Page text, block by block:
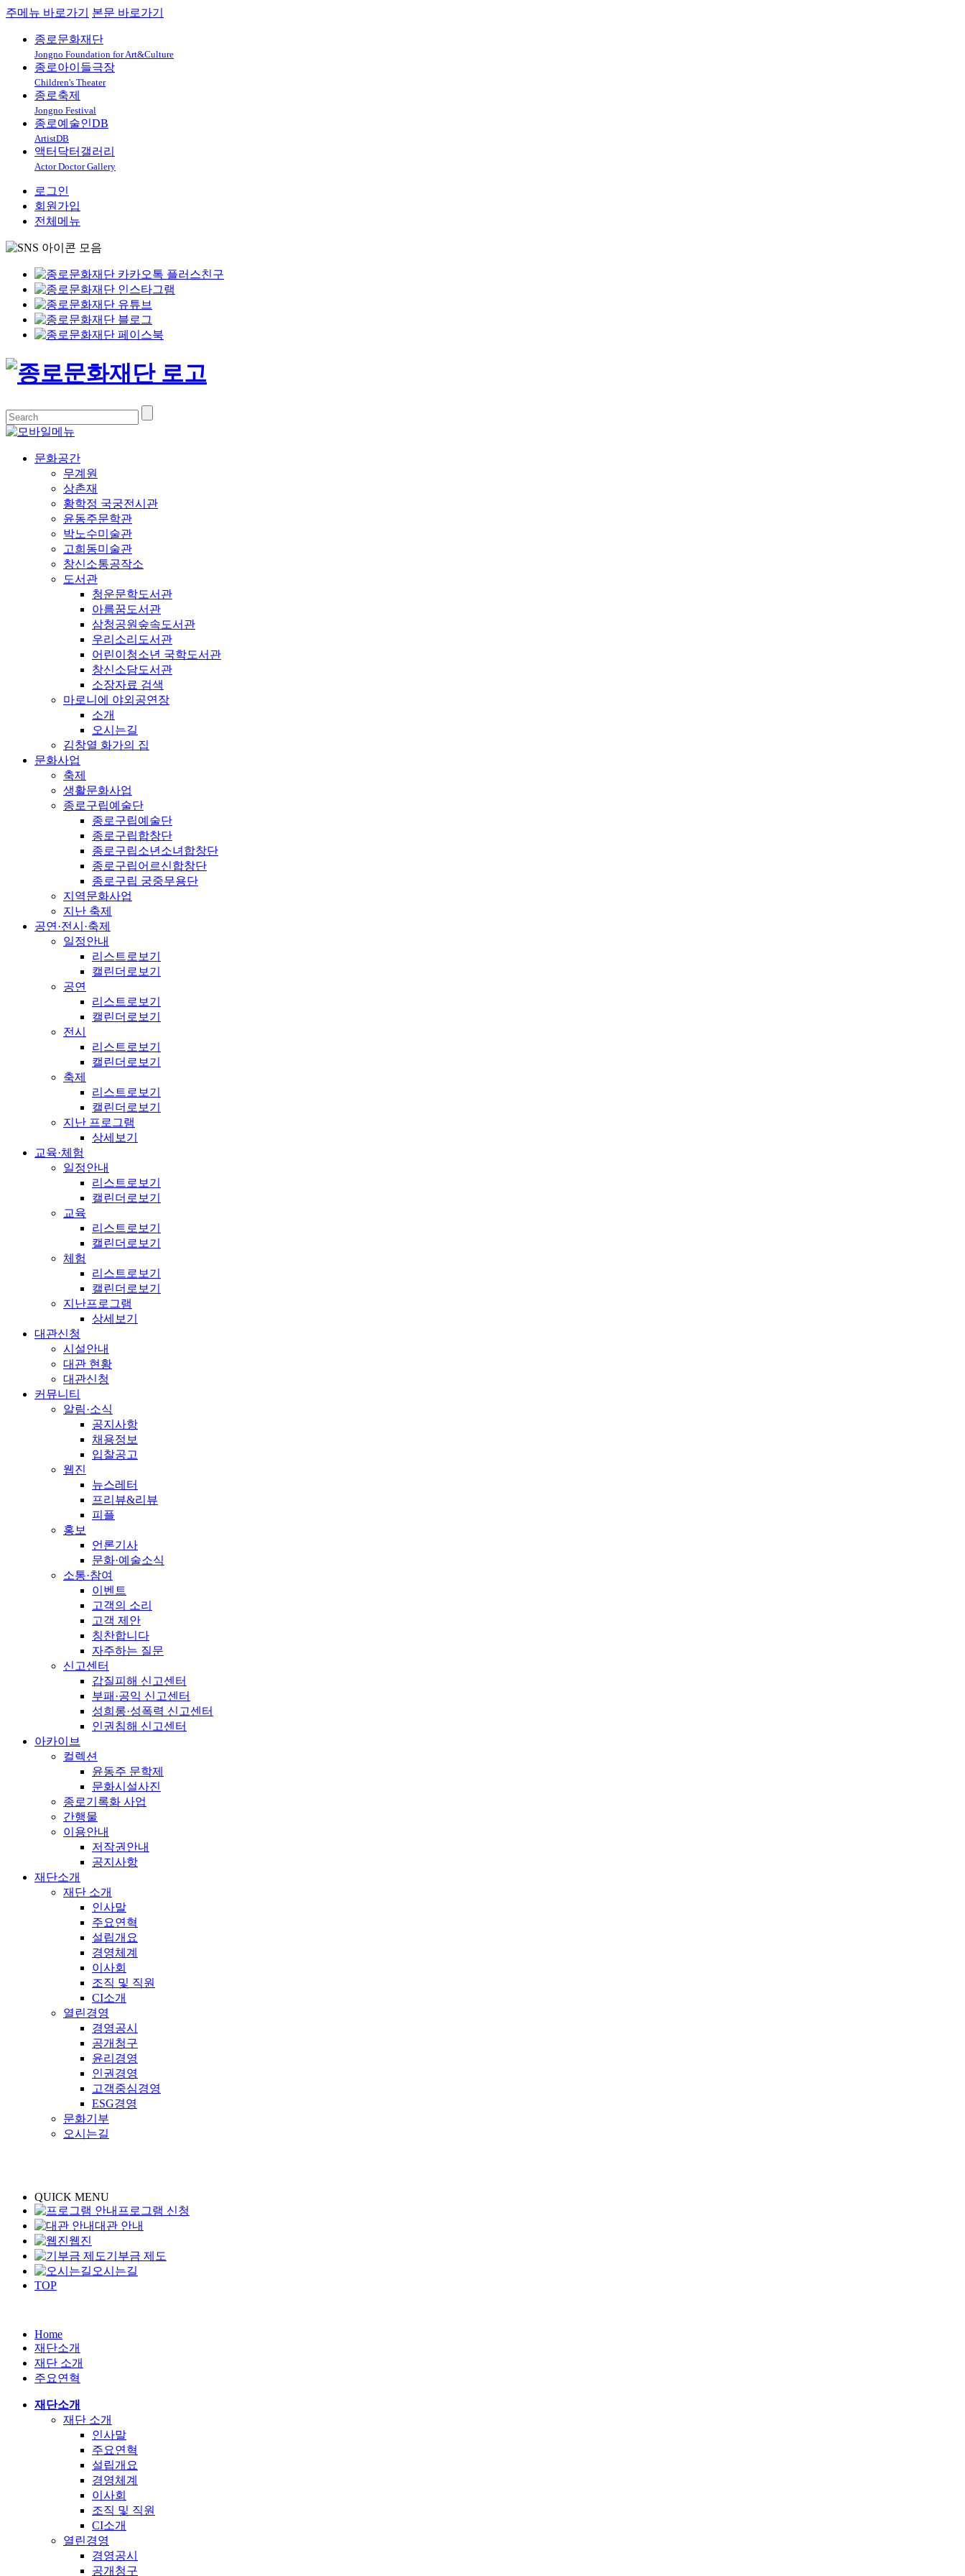
주메뉴 바로가기 본문 바로가기
종로문화재단
Jongno Foundation for Art&Culture
종로아이들극장
Children's Theater
종로축제
Jongno Festival
종로예술인DB
ArtistDB
액터닥터갤러리
Actor Doctor Gallery
로그인
회원가입
전체메뉴
문화공간
무계원
상촌재
황학정 국궁전시관
윤동주문학관
박노수미술관
고희동미술관
창신소통공작소
도서관
청운문학도서관
아름꿈도서관
삼청공원숲속도서관
우리소리도서관
어린이청소년 국학도서관
창신소담도서관
소장자료 검색
마로니에 야외공연장
소개
오시는길
김창열 화가의 집
문화사업
축제
생활문화사업
종로구립예술단
종로구립예술단
종로구립합창단
종로구립소년소녀합창단
종로구립어르신합창단
종로구립 궁중무용단
지역문화사업
지난 축제
공연·전시·축제
일정안내
리스트로보기
캘린더로보기
공연
리스트로보기
캘린더로보기
전시
리스트로보기
캘린더로보기
축제
리스트로보기
캘린더로보기
지난 프로그램
상세보기
교육·체험
일정안내
리스트로보기
캘린더로보기
교육
리스트로보기
캘린더로보기
체험
리스트로보기
캘린더로보기
지난프로그램
상세보기
대관신청
시설안내
대관 현황
대관신청
커뮤니티
알림·소식
공지사항
채용정보
입찰공고
웹진
뉴스레터
프리뷰&리뷰
피플
홍보
언론기사
문화·예술소식
소통·참여
이벤트
고객의 소리
고객 제안
칭찬합니다
자주하는 질문
신고센터
갑질피해 신고센터
부패·공익 신고센터
성희롱·성폭력 신고센터
인권침해 신고센터
아카이브
컬렉션
윤동주 문학제
문화시설사진
종로기록화 사업
간행물
이용안내
저작권안내
공지사항
재단소개
재단 소개
인사말
주요연혁
설립개요
경영체계
이사회
조직 및 직원
CI소개
열린경영
경영공시
공개청구
윤리경영
인권경영
고객중심경영
ESG경영
문화기부
오시는길
QUICK MENU
프로그램 신청
대관 안내
웹진
기부금 제도
오시는길
TOP
Home
재단소개
재단 소개
주요연혁
재단소개
재단 소개
인사말
주요연혁
설립개요
경영체계
이사회
조직 및 직원
CI소개
열린경영
경영공시
공개청구